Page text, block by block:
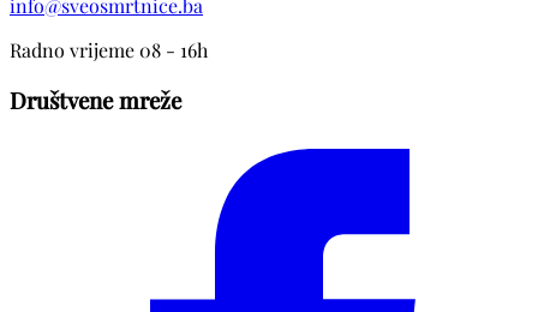
info@sveosmrtnice.ba
Radno vrijeme 08 - 16h
Društvene mreže